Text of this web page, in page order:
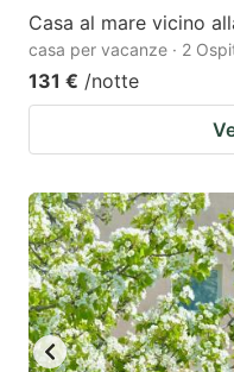
Casa al mare vicino
casa per vacanze · 2
131 € /notte